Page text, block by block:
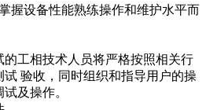
握设备性能熟练操作和维护水平而
的工相技术人员将严格按照相关行
试 验收，同时组织和指导用户的操
及操作。